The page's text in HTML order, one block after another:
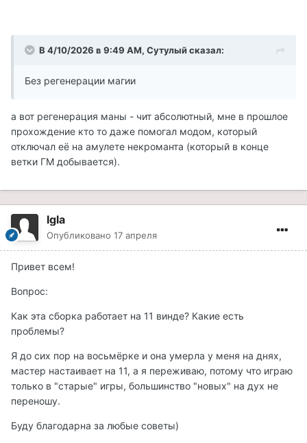
В 4/10/2026 в 9:49 AM, Сутулыйсказал:
Без регенерации магии
а вот регенерация маны - чит абсолютный, мне в прошлое
прохождение кто то даже помогал модом, который
отключал её на амулете некроманта (который в конце
ветки ГМ добывается).
Igla
Опубликовано 17 апреля
Привет всем!
Вопрос:
Как эта сборка работает на 11 винде? Какие есть
проблемы?
Я до сих пор на восьмёрке и она умерла у меня на днях,
мастер настаивает на 11, а я переживаю, потому что играю
только в "старые" игры, большинство "новых" на дух не
переношу.
Буду благодарна за любые советы)